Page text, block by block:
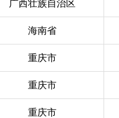
广西壮族自治区
海南省
重庆市
重庆市
重庆市